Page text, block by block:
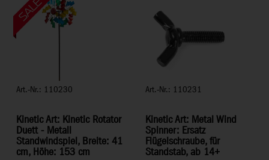
Art.-Nr.: 110230
Kinetic Art: Kinetic Rotator
Duett - Metall
Standwindspiel, Breite: 41
cm, Höhe: 153 cm
Art.-Nr.: 110231
Kinetic Art: Metal Wind
Spinner: Ersatz
Flügelschraube, für
Standstab, ab 14+